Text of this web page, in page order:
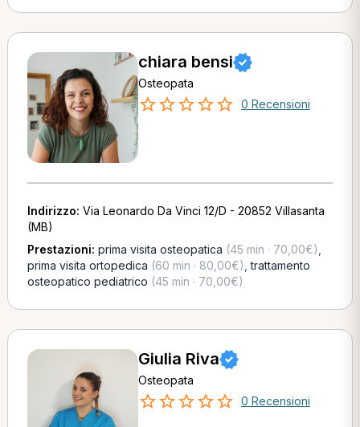
chiara bensi
Osteopata
0 Recensioni
Indirizzo: Via Leonardo Da Vinci 12/D - 20852 Villasanta
(MB)
Prestazioni: prima visita osteopatica (45 min · 70,00€)
prima visita ortopedica (60 min · 80,00€) ,trattamento
osteopatico pediatrico (45 min · 70,00€)
Giulia Riva
Osteopata
0 Recensioni